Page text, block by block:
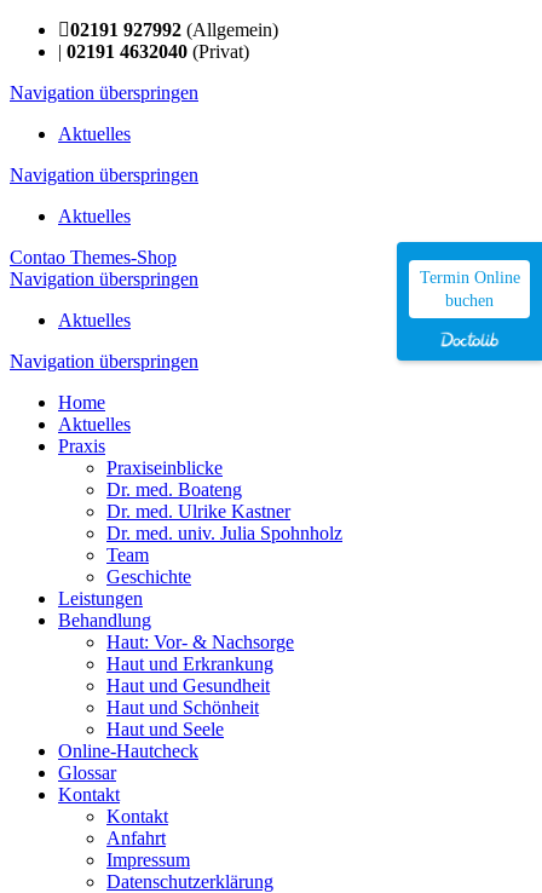
02191 927992 (Allgemein)
| 02191 4632040 (Privat)
Navigation überspringen
Aktuelles
Navigation überspringen
Aktuelles
Contao Themes-Shop
Navigation überspringen
Aktuelles
Navigation überspringen
Home
Aktuelles
Praxis
Praxiseinblicke
Dr. med. Boateng
Dr. med. Ulrike Kastner
Dr. med. univ. Julia Spohnholz
Team
Geschichte
Leistungen
Behandlung
Haut: Vor- & Nachsorge
Haut und Erkrankung
Haut und Gesundheit
Haut und Schönheit
Haut und Seele
Online-Hautcheck
Glossar
Kontakt
Kontakt
Anfahrt
Impressum
Datenschutzerklärung
Termin Online
buchen